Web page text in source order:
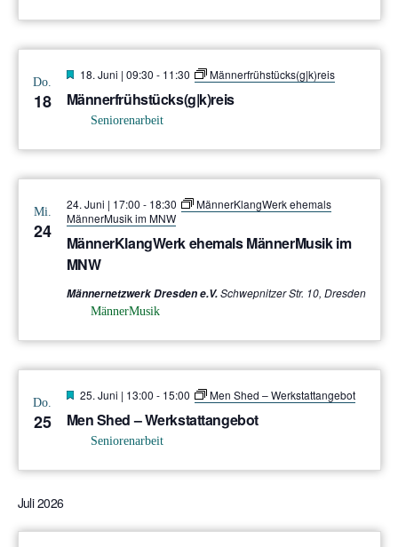
Do.
18 Männerfrühstücks(g|k)reis
Hervorgehoben
18. Juni | 09:30 - 11:30 Männerfrühstücks(g|k)reis
Seniorenarbeit
Mi.
24
MännerKlangWerk ehemals MännerMusik im
MNW
24. Juni | 17:00 - 18:30
MännerKlangWerk ehemals
MännerMusik im MNW
Männernetzwerk Dresden e.V.Schwepnitzer Str. 10, Dresden
MännerMusik
Do.
25 Men Shed – Werkstattangebot
Hervorgehoben
25. Juni | 13:00 - 15:00 Men Shed – Werkstattangebot
Seniorenarbeit
Juli 2026